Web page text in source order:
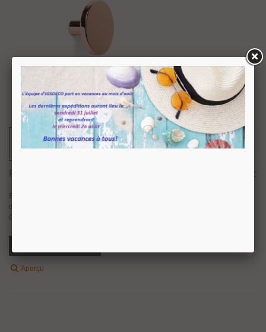
Patère COMO 7017 Par Viefe TTC
Élaborée en zamak, la patère Como 7017 fait partie de la famille plébiscitée
de boutons du même nom, conçue par l’équipe Viefe. Outre les meubles,
Como préside désormais également les murs de halls d’entrée, chambres,...
Aperçu